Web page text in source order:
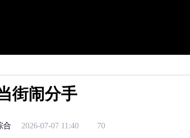
街闹分手
合 2026-07-07 11:40 70